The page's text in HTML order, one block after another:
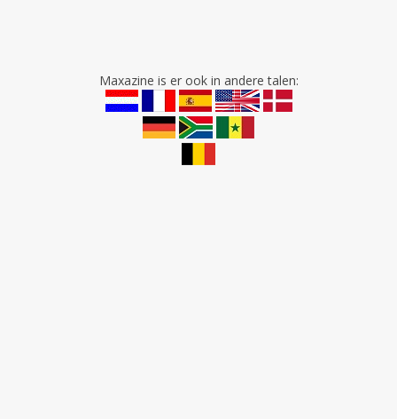
Maxazine is er ook in andere talen: